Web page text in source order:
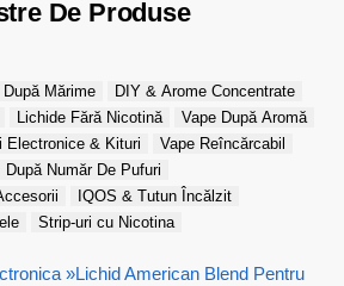
De Produse
După Mărime
DIY & Arome Concentrate
Lichide Fără Nicotină
Vape După Aromă
Electronice & Kituri
Vape Reîncărcabil
După Număr De Pufuri
IQOS & Tutun Încălzit
Strip-uri cu Nicotina
»Lichid American Blend Pentru